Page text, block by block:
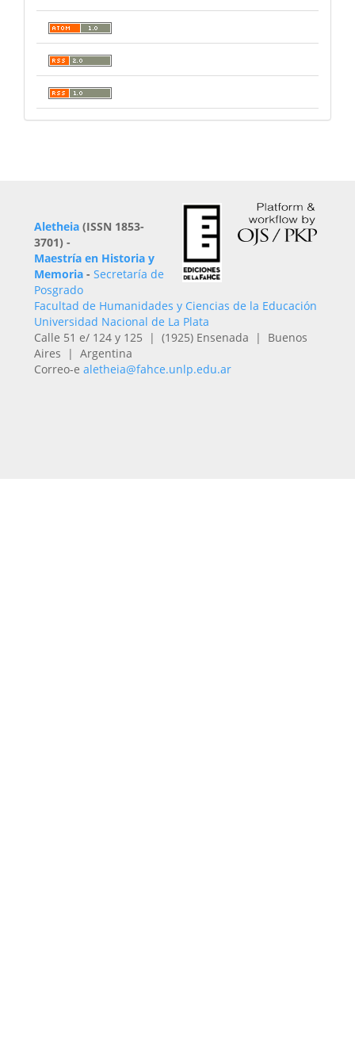
Aletheia (ISSN 1853-
3701) -
Maestría en Historia y
Memoria - Secretaría de
Posgrado
Facultad de Humanidades y Ciencias de la Educación
Universidad Nacional de La Plata
Calle 51 e/ 124 y 125 | (1925) Ensenada | Buenos
Aires | Argentina
Correo-e aletheia@fahce.unlp.edu.ar